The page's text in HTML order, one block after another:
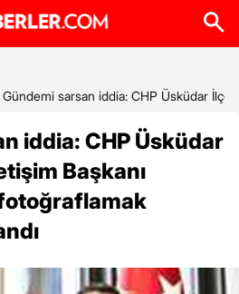
Gündemi sarsan iddia: CHP Üsküdar İlçe
iddia: CHP Üsküdar
Başkanı